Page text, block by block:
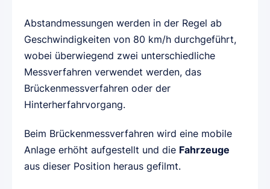
Abstandmessungen werden in der Regel ab
Geschwindigkeiten von 80 km/h durchgeführt,
wobei überwiegend zwei unterschiedliche
Messverfahren verwendet werden, das
Brückenmessverfahren oder der
Hinterherfahrvorgang.
Beim Brückenmessverfahren wird eine mobile
Anlage erhöht aufgestellt und die Fahrzeuge
aus dieser Position heraus gefilmt.